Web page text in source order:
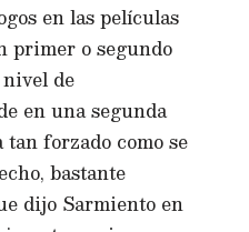
en las películas
primer o segundo
de
en una segunda
forzado como se
bastante
dijo Sarmiento en